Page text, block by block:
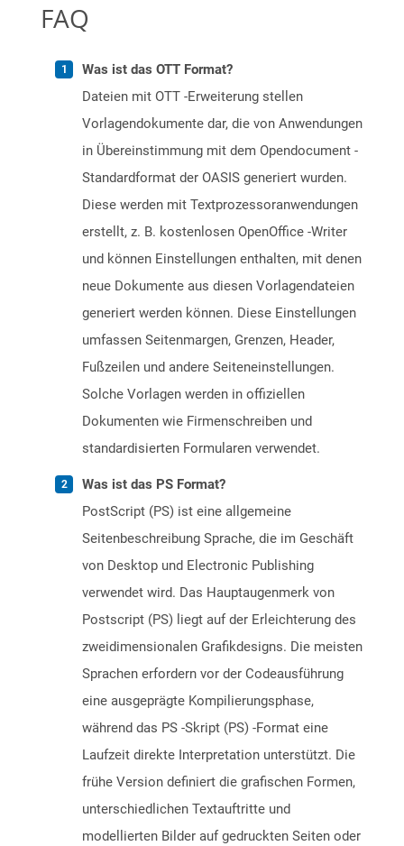
FAQ
Was ist das OTT Format?
Dateien mit OTT -Erweiterung stellen
Vorlagendokumente dar, die von Anwendungen
in Übereinstimmung mit dem Opendocument -
Standardformat der OASIS generiert wurden.
Diese werden mit Textprozessoranwendungen
erstellt, z. B. kostenlosen OpenOffice -Writer
und können Einstellungen enthalten, mit denen
neue Dokumente aus diesen Vorlagendateien
generiert werden können. Diese Einstellungen
umfassen Seitenmargen, Grenzen, Header,
Fußzeilen und andere Seiteneinstellungen.
Solche Vorlagen werden in offiziellen
Dokumenten wie Firmenschreiben und
standardisierten Formularen verwendet.
Was ist das PS Format?
PostScript (PS) ist eine allgemeine
Seitenbeschreibung Sprache, die im Geschäft
von Desktop und Electronic Publishing
verwendet wird. Das Hauptaugenmerk von
Postscript (PS) liegt auf der Erleichterung des
zweidimensionalen Grafikdesigns. Die meisten
Sprachen erfordern vor der Codeausführung
eine ausgeprägte Kompilierungsphase,
während das PS -Skript (PS) -Format eine
Laufzeit direkte Interpretation unterstützt. Die
frühe Version definiert die grafischen Formen,
unterschiedlichen Textauftritte und
modellierten Bilder auf gedruckten Seiten oder